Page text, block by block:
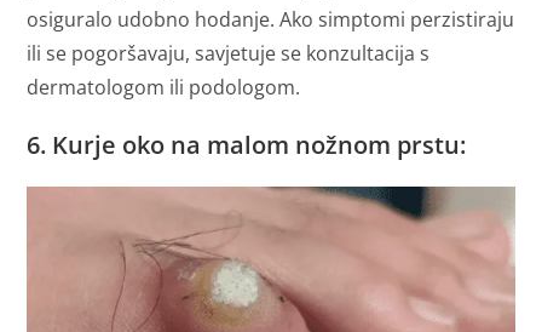
osiguralo udobno hodanje. Ako simptomi perzistiraju
ili se pogoršavaju, savjetuje se konzultacija s
dermatologom ili podologom.
6. Kurje oko na malom nožnom prstu: